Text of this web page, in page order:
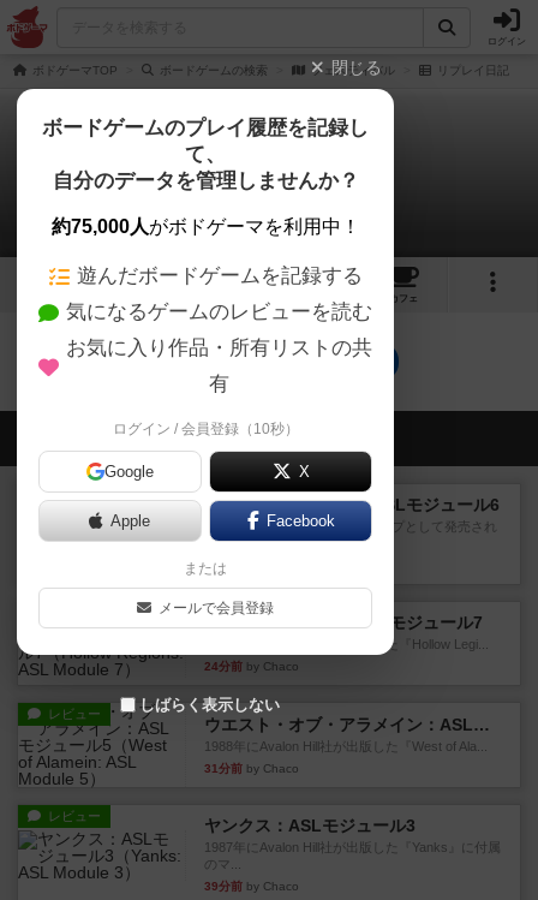
ログイン
ボドゲーマTOP ボードゲームの検索 フェスティバル リプレイ日記
フェスティバル
0件のリプレイ日記
4
カフェ
フェスティバルのトップに戻る
会員の新しい投稿
レビュー ザ・ラスト・フラー：ASLモジュール6
『Squad Leader』用の追加マップとして発売され
たマップ#11...
5分前
ホロウレギオンズ：ASLモジュール7
1989年にAvalon Hill社が出版した『Hollow Legi...
24分前 by Chaco
レビュー
ウエスト・オブ・アラメイン：ASLモジュール5
1988年にAvalon Hill社が出版した『West of Ala...
31分前 by Chaco
レビュー ヤンクス：ASLモジュール3
1987年にAvalon Hill社が出版した『Yanks』に付属
のマ...
39分前 by Chaco
閉じる
ボードゲームのプレイ履歴を記録し
て、
自分のデータを管理しませんか？
約75,000人がボドゲーマを利用中！
遊んだボードゲームを記録する
気になるゲームのレビューを読む
お気に入り作品・所有リストの共
有
ログイン / 会員登録（10秒）
Google X
Apple Facebook
または
メールで会員登録
しばらく表示しない